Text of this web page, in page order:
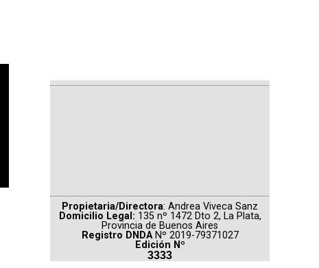
Propietaria/Directora: Andrea Viveca Sanz
Domicilio Legal: 135 nº 1472 Dto 2, La Plata,
Provincia de Buenos Aires
Registro DNDA Nº 2019-79371027
Edición Nº
3333